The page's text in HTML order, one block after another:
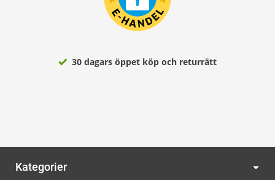
30 dagars öppet köp och returrätt
Kategorier